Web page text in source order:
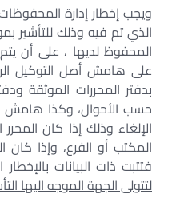
ويجب إخطار إدارة المحفوظات
الذي تم فيه وذلك للتأشير
المحفوظ لديها ، على أن يتم
على هامش أصل التوكيل
بدفتر المحررات الموثقة
حسب الأحوال، وكذا هامش
الإلغاء وذلك إذا كان
المكتب أو الفرع، وإذا كان
فتتبت ذات البيانات
لتتولى الجهة الموجه اليها